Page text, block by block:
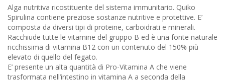
Alga nutritiva ricostituente del sistema immunitario. Quiko
Spirulina contiene preziose sostanze nutritive e protettive. E’
composta da diversi tipi di proteine, carboidrati e minerali.
Racchiude tutte le vitamine del gruppo B ed è una fonte naturale
ricchissima di vitamina B12 con un contenuto del 150% più
elevato di quello del fegato.
E’ presente un alta quantità di Pro-Vitamina A che viene
trasformata nell’intestino in vitamina A a seconda della